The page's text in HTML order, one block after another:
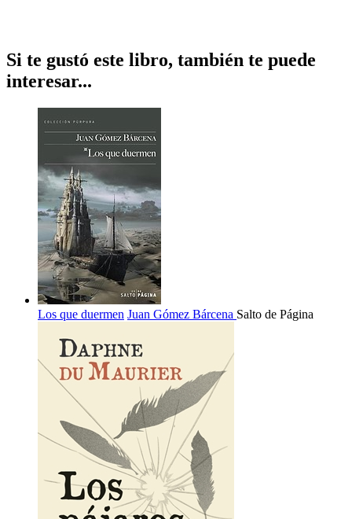
Si te gustó este libro, también te puede
interesar...
Los que duermen Juan Gómez Bárcena Salto de Página